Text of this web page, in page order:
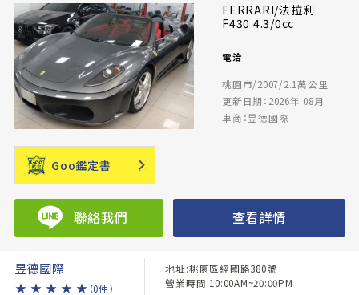
FERRARI/法拉利
F430 4.3/0cc
電洽
桃園市/2007/2.1萬公里
更新日期：2026年 08月
車商：昱德國際
Goo鑑定書
聯絡我們 查看詳情
昱德國際
★ ★ ★ ★ ★ （0件）
地址:桃園區經國路380號
營業時間:10:00AM~20:00PM